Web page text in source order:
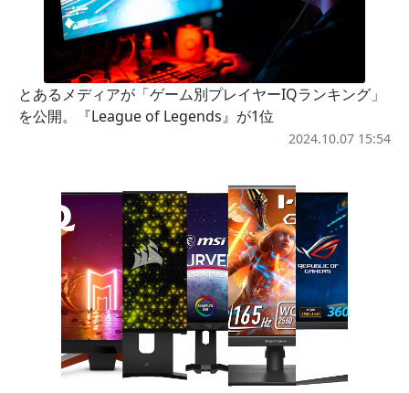
とあるメディアが「ゲーム別プレイヤーIQランキング」
を公開。『League of Legends』が1位
2024.10.07 15:54